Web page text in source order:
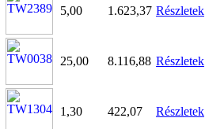
5,00
1.623,37 Részletek
25,00
8.116,88 Részletek
1,30
422,07 Részletek